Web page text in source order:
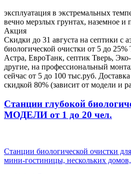
эксплуатация в экстремальных
вечно мерзлых грунтах, наземное и
Акция
Скидки до 31 августа на септики с
биологической очистки от 5 до
Астра, ЕвроТанк, септик Тверь,
другие, на профессиональный
сейчас от 5 до 100 тыс.руб.
скидкой 80% (зависит от модели и
Станции глубокой
МОДЕЛИ от 1 до 20 чел.
Станции биологической очистки
мини-гостиницы, нескольких